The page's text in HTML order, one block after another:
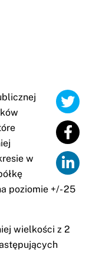
w
poziomie +/- 25
wielkości z 2